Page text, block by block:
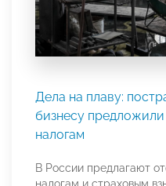
Дела на плаву:
бизнесу
налогам
В России предлагают